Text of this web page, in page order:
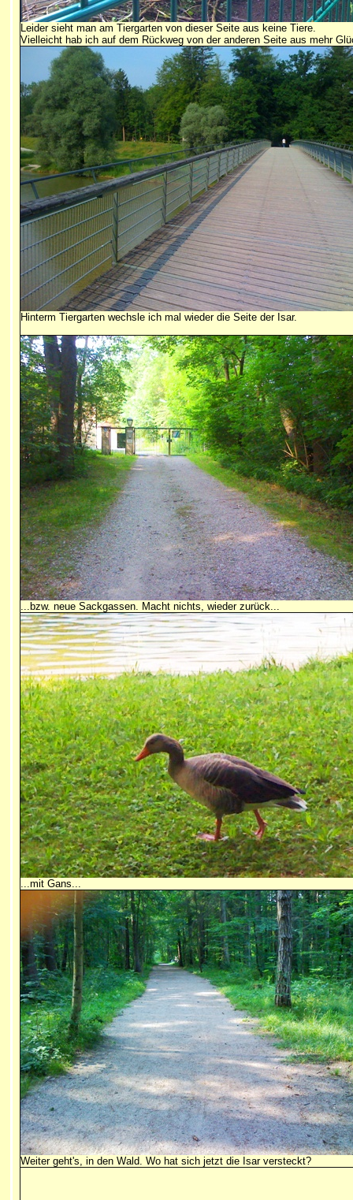
Leider sieht man am Tiergarten von dieser Seite aus keine Tiere.
Vielleicht hab ich auf dem Rückweg von der anderen Seite aus mehr
Hinterm Tiergarten wechsle ich mal wieder die Seite der Isar.
...bzw. neue Sackgassen. Macht nichts, wieder zurück...
...mit Gans...
Weiter geht's, in den Wald. Wo hat sich jetzt die Isar versteckt?